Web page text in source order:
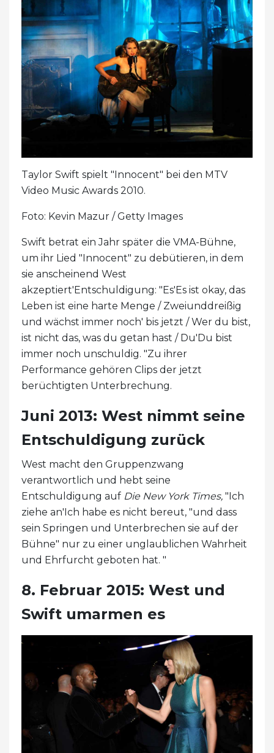
Taylor Swift spielt "Innocent" bei den MTV
Video Music Awards 2010.
Foto: Kevin Mazur / Getty Images
Swift betrat ein Jahr später die VMA-Bühne,
um ihr Lied "Innocent" zu debütieren, in dem
sie anscheinend West
akzeptiert'Entschuldigung: "Es'Es ist okay, das
Leben ist eine harte Menge / Zweiunddreißig
und wächst immer noch' bis jetzt / Wer du bist,
ist nicht das, was du getan hast / Du'Du bist
immer noch unschuldig. "Zu ihrer
Performance gehören Clips der jetzt
berüchtigten Unterbrechung.
Juni 2013: West nimmt seine
Entschuldigung zurück
West macht den Gruppenzwang
verantwortlich und hebt seine
Entschuldigung auf Die New York Times, "Ich
ziehe an'Ich habe es nicht bereut, "und dass
sein Springen und Unterbrechen sie auf der
Bühne" nur zu einer unglaublichen Wahrheit
und Ehrfurcht geboten hat. "
8. Februar 2015: West und
Swift umarmen es